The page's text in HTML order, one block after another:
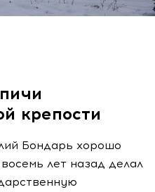
крепости
Бондарь хорошо
лет назад делал